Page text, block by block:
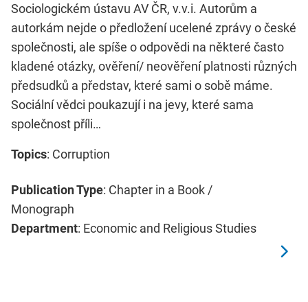
Sociologickém ústavu AV ČR, v.v.i. Autorům a
autorkám nejde o předložení ucelené zprávy o české
společnosti, ale spíše o odpovědi na některé často
kladené otázky, ověření/ neověření platnosti různých
předsudků a představ, které sami o sobě máme.
Sociální vědci poukazují i na jevy, které sama
společnost příli…
Topics: Corruption
Publication Type: Chapter in a Book /
Monograph
Department: Economic and Religious Studies